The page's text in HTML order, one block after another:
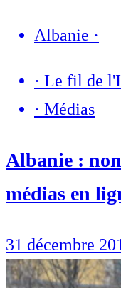
Albanie ·
· Le fil de
· Médias
Albanie :
médias en
31 décembre